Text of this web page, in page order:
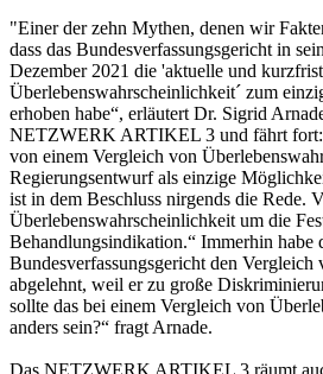
"Einer der zehn Mythen, denen wir
dass das Bundesverfassungsgericht in
Dezember 2021 die 'aktuelle und
Überlebenswahrscheinlichkeit´ zum
erhoben habe“, erläutert Dr. Sigrid
NETZWERK ARTIKEL 3 und fährt fort:
von einem Vergleich von
Regierungsentwurf als einzige
ist in dem Beschluss nirgends die Rede.
Überlebenswahrscheinlichkeit um die
Behandlungsindikation.“ Immerhin habe
Bundesverfassungsgericht den Vergleich
abgelehnt, weil er zu große
sollte das bei einem Vergleich von
anders sein?“ fragt Arnade.